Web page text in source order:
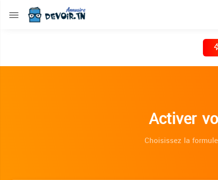
Activer
Choisissez la